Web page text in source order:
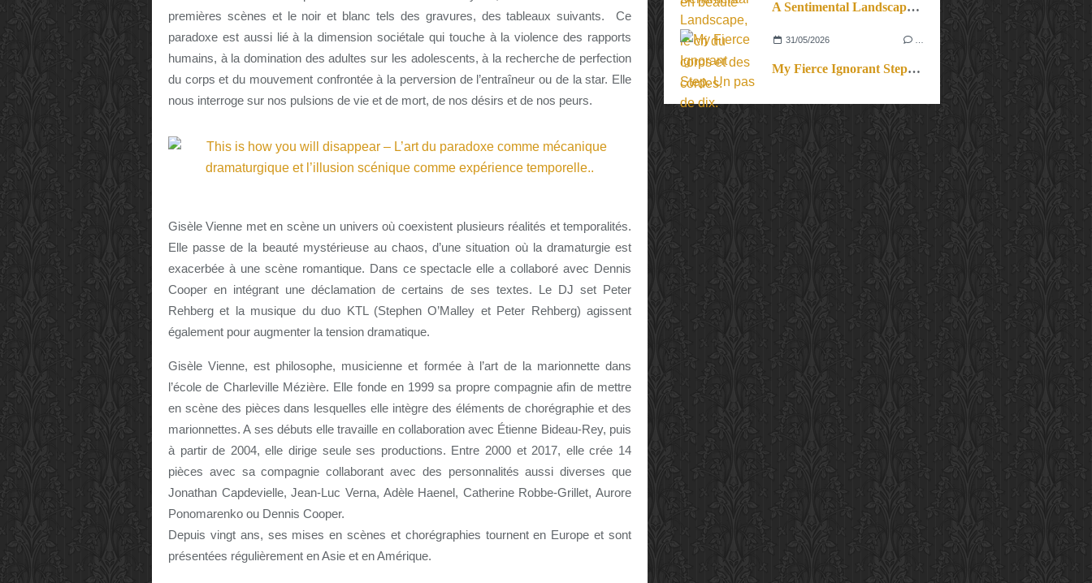
premières scènes et le noir et blanc tels des gravures, des tableaux suivants. Ce
paradoxe est aussi lié à la dimension sociétale qui touche à la violence des rapports
humains, à la domination des adultes sur les adolescents, à la recherche de perfection
du corps et du mouvement confrontée à la perversion de l’entraîneur ou de la star. Elle
nous interroge sur nos pulsions de vie et de mort, de nos désirs et de nos peurs.
Gisèle Vienne met en scène un univers où coexistent plusieurs réalités et temporalités.
Elle passe de la beauté mystérieuse au chaos, d’une situation où la dramaturgie est
exacerbée à une scène romantique. Dans ce spectacle elle a collaboré avec Dennis
Cooper en intégrant une déclamation de certains de ses textes. Le DJ set Peter
Rehberg et la musique du duo KTL (Stephen O’Malley et Peter Rehberg) agissent
également pour augmenter la tension dramatique.
Gisèle Vienne,est philosophe, musicienne et formée à l’art de la marionnette dans
l’école de Charleville Mézière. Elle fonde en 1999 sa propre compagnie afin de mettre
en scène des pièces dans lesquelles elle intègre des éléments de chorégraphie et des
marionnettes. A ses débuts elle travaille en collaboration avec Étienne Bideau-Rey, puis
à partir de 2004, elle dirige seule ses productions. Entre 2000 et 2017, elle crée 14
pièces avec sa compagnie collaborant avec des personnalités aussi diverses que
Jonathan Capdevielle, Jean-Luc Verna, Adèle Haenel, Catherine Robbe-Grillet, Aurore
Ponomarenko ou Dennis Cooper.
Depuis vingt ans, ses mises en scènes et chorégraphies tournent en Europe et sont
présentées régulièrement en Asie et en Amérique.
A Sentimental Landscape, le cri du corps et des cordes.
31/05/2026
My Fierce Ignorant Step. Un pas de dix.